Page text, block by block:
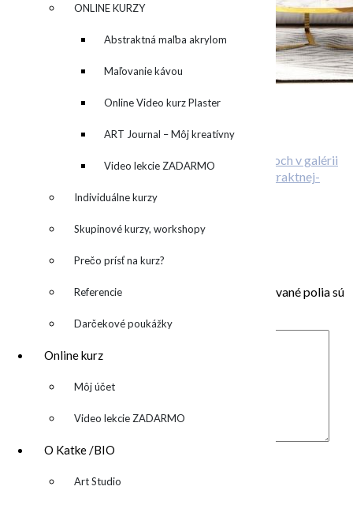
▼ ONLINE KURZY
▼ Abstraktná maľba akrylom
(Mixed Media)
Maľovanie kávou
Online Video kurz Plaster
ART
ART Journal – Môj kreatívny
denník
Video lekcie ZADARMO
Individuálne kurzy
Skupinové kurzy, workshopy
Prečo prísť na kurz?
Referencie
Darčekové poukážky
Online kurz
▼ Môj účet
Video lekcie ZADARMO
O Katke /BIO
▼ Art Studio
Related Posts
Stiahni si wallpaper alebo desktop pozadie
O deťoch v galérii
O abstraktnej aj neabstraktnej maľbe
ONLINE kurz abstraktnej maľby
Pridaj komentár
Vaša e-mailová adresa nebude zverejnená.
Vyžadované polia sú